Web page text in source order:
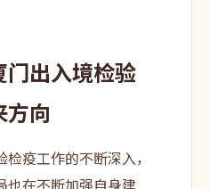
门出入境检验
方向
疫工作的不断深入，